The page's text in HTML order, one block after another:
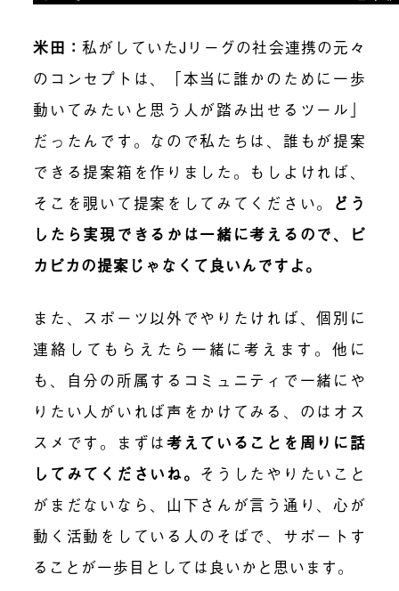
米田： 私がしていたJリーグの社会連携の元々
のコンセプトは、「本当に誰かのために一歩
動いてみたいと思う人が踏み出せるツール」
だったんです。なので私たちは、誰もが提案
できる提案箱を作りました。もしよければ、
そこを覗いて提案をしてみてください。
どう
したら実現できるかは一緒に考えるので、ピ
カピカの提案じゃなくて良いんですよ。
また、スポーツ以外でやりたければ、個別に
連絡してもらえたら一緒に考えます。他に
も、自分の所属するコミュニティで一緒にや
りたい人がいれば声をかけてみる、のはオス
スメです。まずは考えていることを周りに話
してみてくださいね。 そうしたやりたいこと
がまだないなら、山下さんが言う通り、心が
動く活動をしている人のそばで、サポートす
ることが一歩目としては良いかと思います。